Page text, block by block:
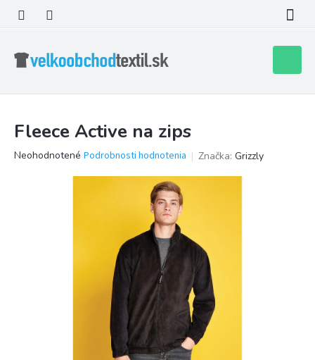
obsah
košík
Fleece Active na zips
Priemerné
Neohodnotené Podrobnosti hodnotenia Značka: Grizzly